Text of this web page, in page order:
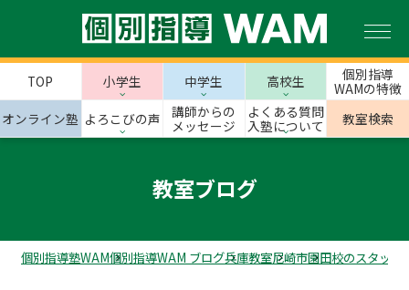
TOP 小学生 中学生 高校生
個別指導
WAMの特徴
オンライン塾 よろこびの声
講師からの
メッセージ
よくある質問
入塾について
教室検索
教室ブログ
個別指導塾WAM個別指導WAM ブログ兵庫教室尼崎市園田校のスタッフ